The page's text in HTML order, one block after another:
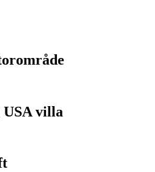
USA villa